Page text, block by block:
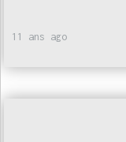
11 ans ago